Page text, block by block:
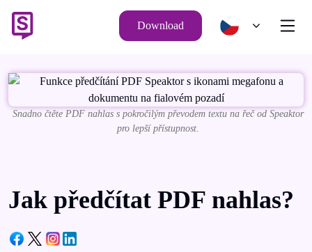
Download
Snadno čtěte PDF nahlas s pokročilým převodem textu na řeč od Speaktor
pro lepší přístupnost.
Jak předčítat PDF nahlas?